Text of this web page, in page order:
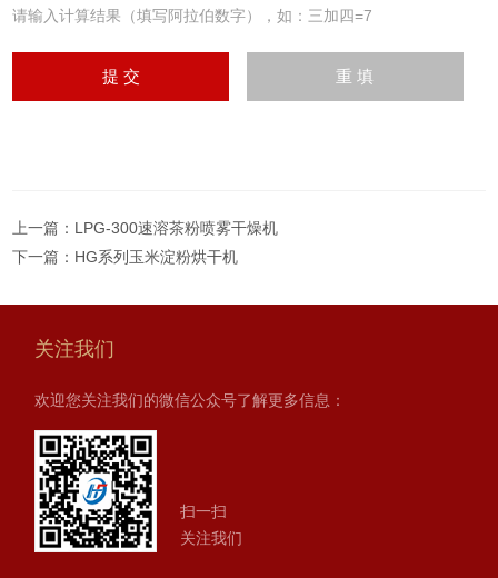
请输入计算结果（填写阿拉伯数字），如：三加四=7
上一篇： LPG-300速溶茶粉喷雾干燥机
下一篇： HG系列玉米淀粉烘干机
关注我们
欢迎您关注我们的微信公众号了解更多信息：
扫一扫
关注我们